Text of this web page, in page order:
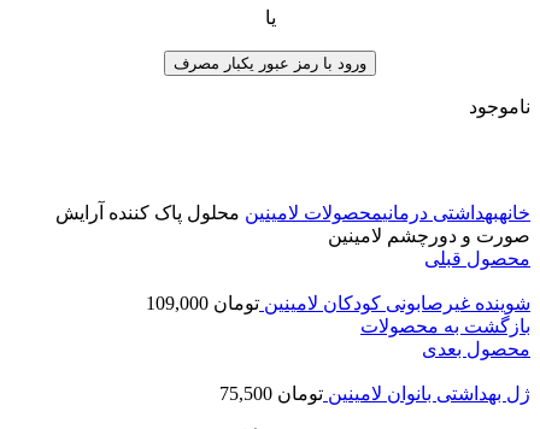
یا
ورود با رمز عبور یکبار مصرف
ناموجود
خانهبهداشتی درمانیمحصولات لامینین محلول پاک کننده آرایش
صورت و دورچشم لامینین
محصول قبلی
شوینده غیرصابونی کودکان لامینین تومان
بازگشت به محصولات
محصول بعدی
ژل بهداشتی بانوان لامینین تومان